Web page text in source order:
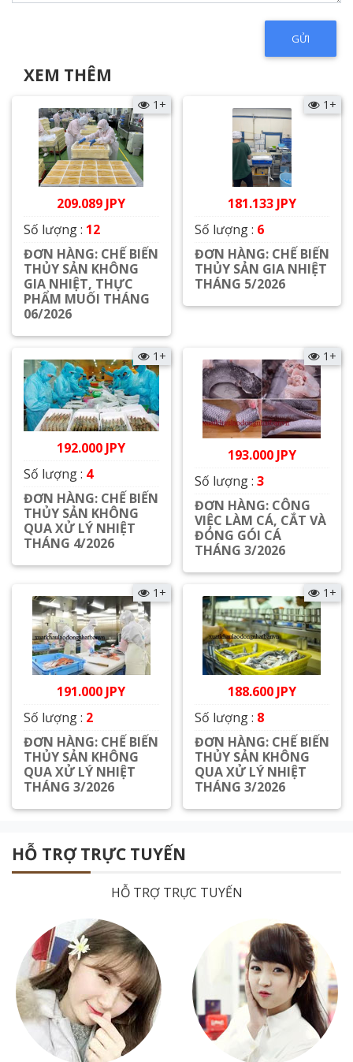
XEM THÊM
1+
209.089 JPY
Số lượng : 12
ĐƠN HÀNG: CHẾ BIẾN
THỦY SẢN KHÔNG
GIA NHIỆT, THỰC
PHẨM MUỐI THÁNG
06/2026
Xem chi tiết
1+
181.133 JPY
Số lượng : 6
ĐƠN HÀNG: CHẾ BIẾN
THỦY SẢN GIA NHIỆT
THÁNG 5/2026
Xem chi tiết
1+
192.000 JPY
Số lượng : 4
ĐƠN HÀNG: CHẾ BIẾN
THỦY SẢN KHÔNG
QUA XỬ LÝ NHIỆT
THÁNG 4/2026
Xem chi tiết
1+
193.000 JPY
Số lượng : 3
ĐƠN HÀNG: CÔNG
VIỆC LÀM CÁ, CẮT VÀ
ĐÓNG GÓI CÁ
THÁNG 3/2026
Xem chi tiết
1+
191.000 JPY
Số lượng : 2
ĐƠN HÀNG: CHẾ BIẾN
THỦY SẢN KHÔNG
QUA XỬ LÝ NHIỆT
THÁNG 3/2026
Xem chi tiết
1+
188.600 JPY
Số lượng : 8
ĐƠN HÀNG: CHẾ BIẾN
THỦY SẢN KHÔNG
QUA XỬ LÝ NHIỆT
THÁNG 3/2026
Xem chi tiết
HỖ TRỢ TRỰC TUYẾN
HỖ TRỢ TRỰC TUYẾN